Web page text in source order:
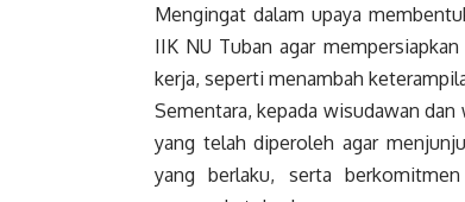
Mengingat dalam upaya
IIK NU Tuban agar
kerja, seperti menambah
Sementara, kepada wisudawan
yang telah diperoleh agar
yang berlaku, serta